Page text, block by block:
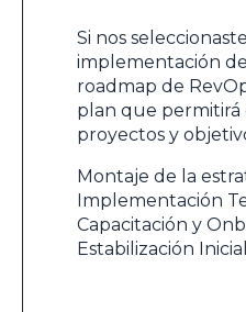
Si nos
implementación
roadmap de
plan que
proyectos y
Montaje de la
Implementación
Capacitación y
Estabilización Inicial